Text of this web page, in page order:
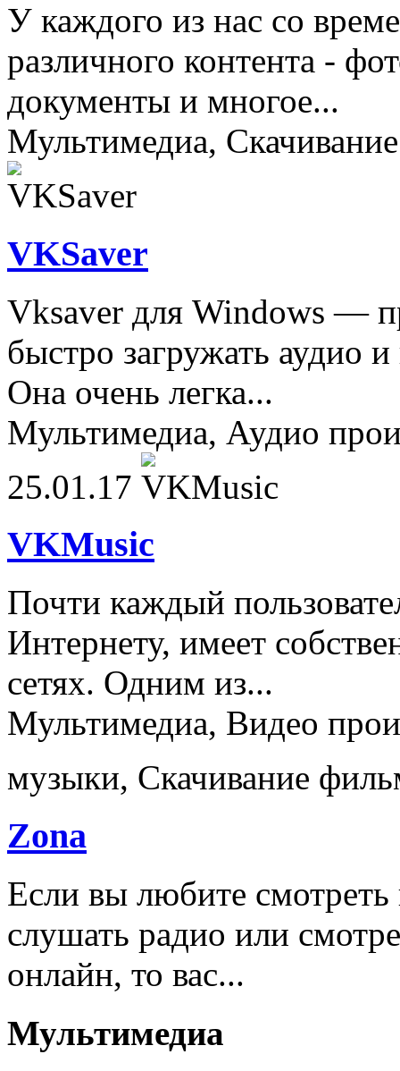
У каждого из нас со
различного контента -
документы и многое...
Мультимедиа,
VKSaver
Vksaver для Windows —
быстро загружать аудио
Она очень легка...
Мультимедиа, Аудио
25.01.17
VKMusic
Почти каждый
Интернету, имеет
сетях. Одним из...
Мультимедиа, Видео
музыки, Скачивание
Zona
Если вы любите
слушать радио или
онлайн, то вас...
Мультимедиа